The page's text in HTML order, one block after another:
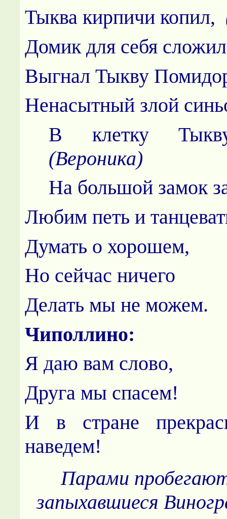
Тыква кирпичи копил,
Домик для себя
Выгнал Тыкву
Ненасытный злой
В клетку
(Вероника)
На большой замок
Любим петь и
Думать о хорошем,
Но сейчас ничего
Делать мы не можем.
Чиполлино:
Я даю вам слово,
Друга мы спасем!
И в стране
наведем!
Парами
запыхавшиеся